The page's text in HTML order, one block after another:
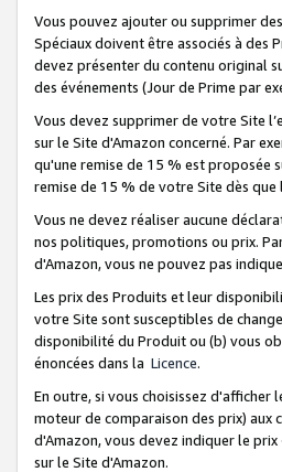
Vous pouvez ajouter ou supprimer
Spéciaux doivent être associés à des
devez présenter du contenu original
des événements (Jour de Prime par
Vous devez supprimer de votre Site
sur le Site d'Amazon concerné. Par
qu'une remise de 15 % est proposée
remise de 15 % de votre Site dès
Vous ne devez réaliser aucune
nos politiques, promotions ou prix.
d'Amazon, vous ne pouvez pas
Les prix des Produits et leur
votre Site sont susceptibles de
disponibilité du Produit ou (b) vous
énoncées dans la Licence.
En outre, si vous choisissez
moteur de comparaison des prix)
d'Amazon, vous devez indiquer le
sur le Site d'Amazon.